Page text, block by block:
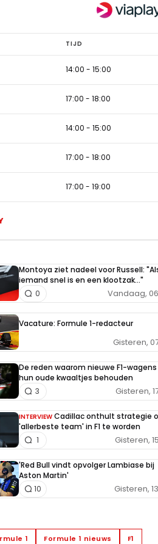
TIJD
14:00 - 15:00
17:00 - 18:00
14:00 - 15:00
17:00 - 18:00
17:00 - 19:00
Montoya ziet nadeel voor Russell:
iemand snel is en een klootzak..."
Vandaag,
0
Vacature: Formule 1-redacteur
Gisteren,
De reden waarom nieuwe F1-wagens
hun oude kwaaltjes behouden
Gisteren,
3
INTERVIEW Cadillac onthult strategie
'allerbeste team' in F1 te worden
Gisteren,
1
'Red Bull vindt opvolger Lambiase bij
Aston Martin'
Gisteren,
10
1 Formule 1 nieuws F1